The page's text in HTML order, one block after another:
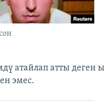
атайлап атты деген
эмес.